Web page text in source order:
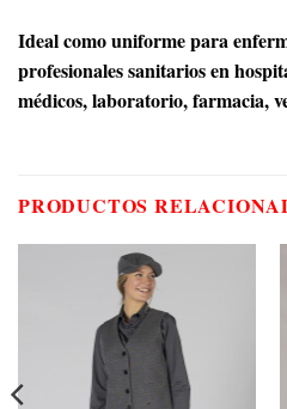
Ideal como uniforme para
profesionales sanitarios en
médicos, laboratorio, farmacia,
PRODUCTOS